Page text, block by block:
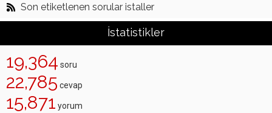
Son etiketlenen sorular istaller
İstatistikler
19,364 soru
22,785 cevap
15,871 yorum